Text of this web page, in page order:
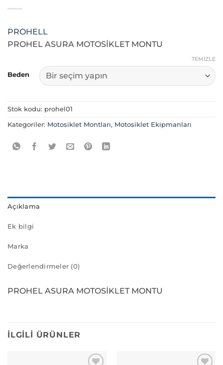
PROHELL
PROHEL ASURA MOTOSİKLET MONTU
Beden
TEMIZLE
Stok kodu: prohel01
Kategoriler: Motosiklet Montları, Motosiklet Ekipmanları
Açıklama
Ek bilgi
Marka
Değerlendirmeler (0)
PROHEL ASURA MOTOSİKLET MONTU
İLGILI ÜRÜNLER